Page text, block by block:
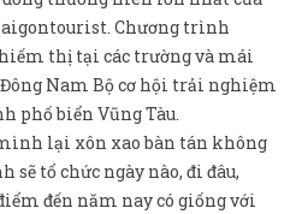
Chương trình
thị tại các trường và mái
Đông Nam Bộ cơ hội trải nghiệm
phố biển Vũng Tàu.
lại xôn xao bàn tán không
tổ chức ngày nào, đi đâu,
đến năm nay có giống với